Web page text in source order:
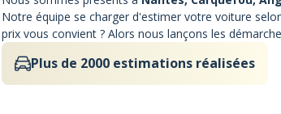
Notre équipe se charger d'estimer votre voiture
prix vous convient ? Alors nous lançons les
Plus de 2000 estimations réalisées